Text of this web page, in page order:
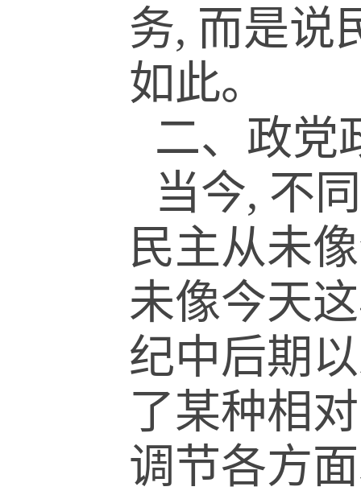
务, 而是说
如此。
二、政党
当今, 不
民主从未
未像今天
纪中后期
了某种相
调节各方